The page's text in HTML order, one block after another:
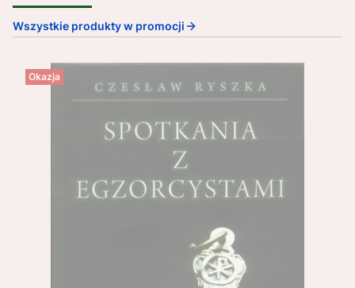
Wszystkie produkty w promocji
Okazja